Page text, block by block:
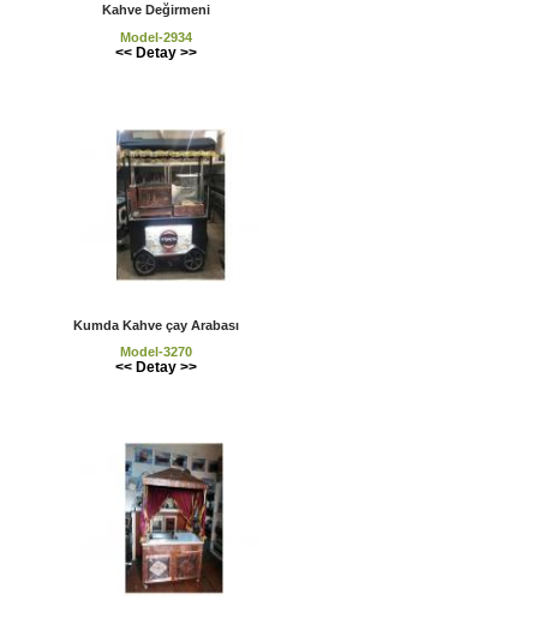
Kahve Değirmeni
Model-2934
<< Detay >>
Kumda Kahve çay Arabası
Model-3270
<< Detay >>